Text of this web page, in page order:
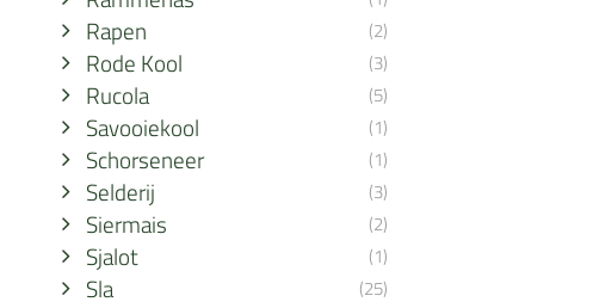
Rapen (2)
Rode Kool (3)
Rucola (5)
Savooiekool (1)
Schorseneer (1)
Selderij (3)
Siermais (2)
Sjalot (1)
Sla (25)